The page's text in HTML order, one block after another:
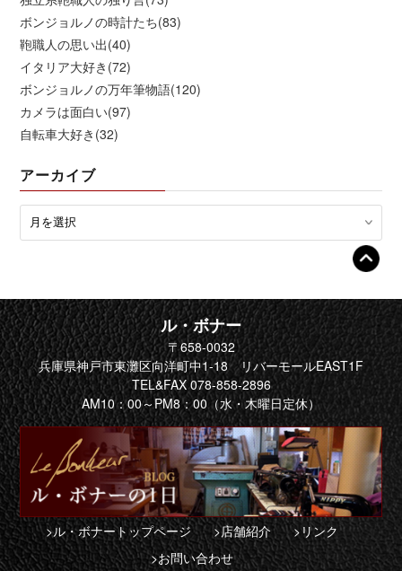
ボンジョルノの時計たち(83)
鞄職人の思い出(40)
イタリア大好き(72)
ボンジョルノの万年筆物語(120)
カメラは面白い(97)
自転車大好き(32)
アーカイブ
ル・ボナー
〒658-0032
兵庫県神戸市東灘区向洋町中1-18 リバーモールEAST1F
TEL&FAX 078-858-2896
AM10：00～PM8：00（水・木曜日定休）
>ル・ボナートップページ >店舗紹介
>リンク
>お問い合わせ